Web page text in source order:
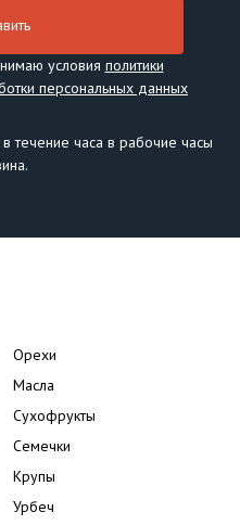
условия политики
персональных данных
течение часа в рабочие часы
Орехи
Масла
Сухофрукты
Семечки
Крупы
Урбеч